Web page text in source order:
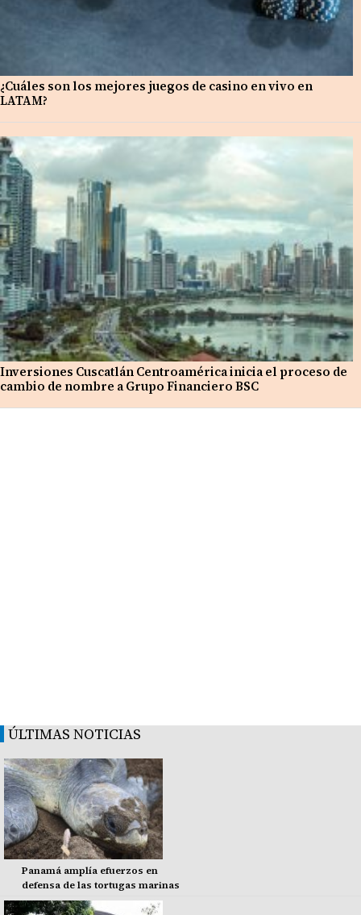
¿Cuáles son los mejores juegos de casino en vivo en
LATAM?
Inversiones Cuscatlán Centroamérica inicia el proceso de
cambio de nombre a Grupo Financiero BSC
ÚLTIMAS NOTICIAS
Panamá amplía efuerzos en
defensa de las tortugas marinas